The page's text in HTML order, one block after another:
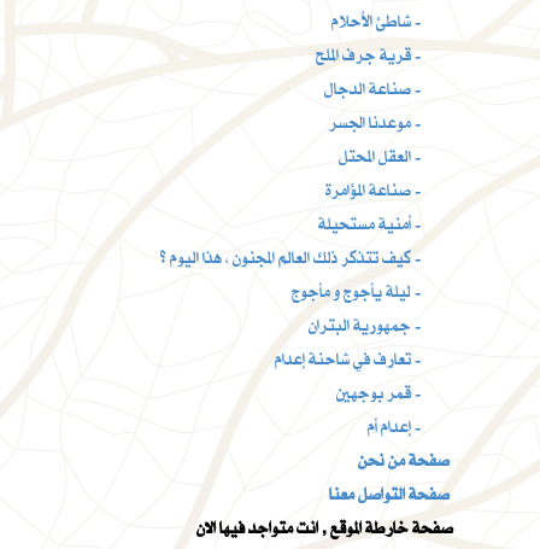
شاطئ الأحلام -
قرية جرف الملح -
صناعة الدجال -
موعدنا الجسر -
العقل المحتل -
صناعة المؤامرة -
أمنية مستحيلة -
كيف تتذكر ذلك العالم المجنون ، هذا اليوم ؟ -
ليلة يأجوج و مأجوج -
جمهورية البتران -
تعارف في شاحنة إعدام -
قمر بوجهين -
إعدام أم -
صفحة من نحن
صفحة التواصل معنا
صفحة خارطة الموقع , انت متواجد فيها الان